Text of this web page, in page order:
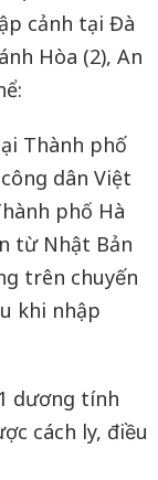
cảnh tại Đà
Hòa (2), An
Thành phố
dân Việt
phố Hà
từ Nhật Bản
trên chuyến
khi nhập
dương tính
cách ly, điều